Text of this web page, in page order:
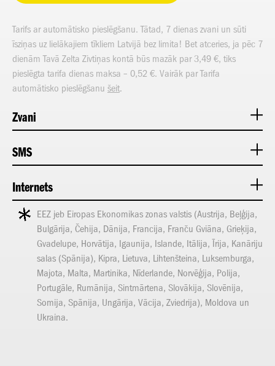
Tarifs ar automātisko pieslēgšanu. Tātad, 7 dienas zvani un sūti
īsziņas uz lielākajiem tīkliem Latvijā bez limita! Bet atceries, ja pēc 7
dienām Tavā Zelta Zivtiņas kontā būs mazāk par 3,49 €, tiks
pieslēgta tarifa dienas maksa – 0,52 €. Vairāk par Tarifa
automātisko pieslēgšanu šeit.
Zvani
SMS
Internets
EEZ jeb Eiropas Ekonomikas zonas valstis (Austrija, Beļģija,
Bulgārija, Čehija, Dānija, Francija, Franču Gviāna, Grieķija,
Gvadelupe, Horvātija, Igaunija, Islande, Itālija, Īrija, Kanāriju
salas (Spānija), Kipra, Lietuva, Lihtenšteina, Luksemburga,
Majota, Malta, Martinika, Nīderlande, Norvēģija, Polija,
Portugāle, Rumānija, Sintmārtena, Slovākija, Slovēnija,
Somija, Spānija, Ungārija, Vācija, Zviedrija), Moldova un
Ukraina.